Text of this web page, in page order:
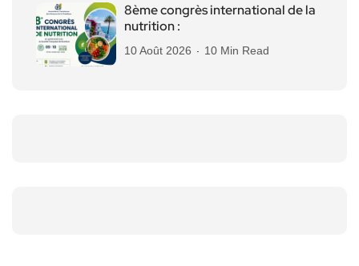
8ème congrès international de la
nutrition :
10 Août 2026 10 Min Read